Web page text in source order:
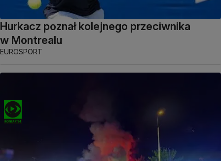
Hurkacz poznał kolejnego przeciwnika
w Montrealu
EUROSPORT